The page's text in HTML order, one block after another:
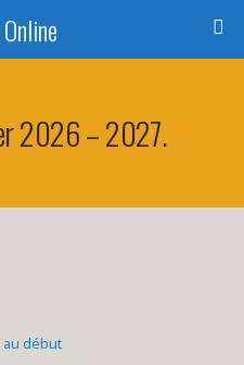
2026 – 2027.
début